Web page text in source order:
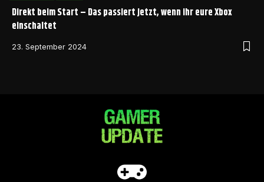
Direkt beim Start – Das passiert jetzt, wenn ihr eure Xbox
einschaltet
23. September 2024